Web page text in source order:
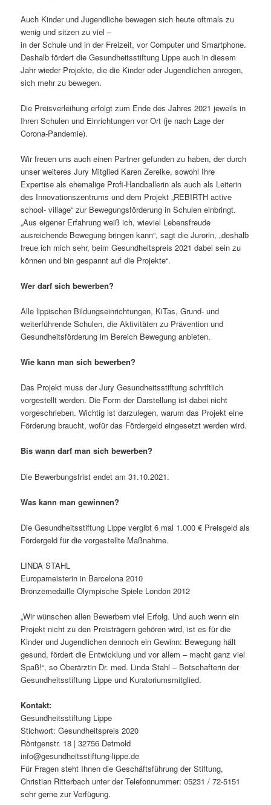
Auch Kinder und Jugendliche bewegen sich heute oftmals zu
wenig und sitzen zu viel –
in der Schule und in der Freizeit, vor Computer und Smartphone.
Deshalb fördert die Gesundheitsstiftung Lippe auch in diesem
Jahr wieder Projekte, die die Kinder oder Jugendlichen anregen,
sich mehr zu bewegen.
Die Preisverleihung erfolgt zum Ende des Jahres 2021 jeweils in
Ihren Schulen und Einrichtungen vor Ort (je nach Lage der
Corona-Pandemie).
Wir freuen uns auch einen Partner gefunden zu haben, der durch
unser weiteres Jury Mitglied Karen Zereike, sowohl Ihre
Expertise als ehemalige Profi-Handballerin als auch als Leiterin
des Innovationszentrums und dem Projekt „REBIRTH active
school- village“ zur Bewegungsförderung in Schulen einbringt.
„Aus eigener Erfahrung weiß ich, wieviel Lebensfreude
ausreichende Bewegung bringen kann“, sagt die Jurorin, „deshalb
freue ich mich sehr, beim Gesundheitspreis 2021 dabei sein zu
können und bin gespannt auf die Projekte“.
Wer darf sich bewerben?
Alle lippischen Bildungseinrichtungen, KiTas, Grund- und
weiterführende Schulen, die Aktivitäten zu Prävention und
Gesundheitsförderung im Bereich Bewegung anbieten.
Wie kann man sich bewerben?
Das Projekt muss der Jury Gesundheitsstiftung schriftlich
vorgestellt werden. Die Form der Darstellung ist dabei nicht
vorgeschrieben. Wichtig ist darzulegen, warum das Projekt eine
Förderung braucht, wofür das Fördergeld eingesetzt werden wird.
Bis wann darf man sich bewerben?
Die Bewerbungsfrist endet am 31.10.2021.
Was kann man gewinnen?
Die Gesundheitsstiftung Lippe vergibt 6 mal 1.000 € Preisgeld als
Fördergeld für die vorgestellte Maßnahme.
LINDA STAHL
Europameisterin in Barcelona 2010
Bronzemedaille Olympische Spiele London 2012
„Wir wünschen allen Bewerbern viel Erfolg. Und auch wenn ein
Projekt nicht zu den Preisträgern gehören wird, ist es für die
Kinder und Jugendlichen dennoch ein Gewinn: Bewegung hält
gesund, fördert die Entwicklung und vor allem – macht ganz viel
Spaß!“, so Oberärztin Dr. med. Linda Stahl – Botschafterin der
Gesundheitsstiftung Lippe und Kuratoriumsmitglied.
Kontakt:
Gesundheitsstiftung Lippe
Stichwort: Gesundheitspreis 2020
Röntgenstr. 18 | 32756 Detmold
info@gesundheitsstiftung-lippe.de
Für Fragen steht Ihnen die Geschäftsführung der Stiftung,
Christian Ritterbach unter der Telefonnummer: 05231 / 72-5151
sehr gerne zur Verfügung.